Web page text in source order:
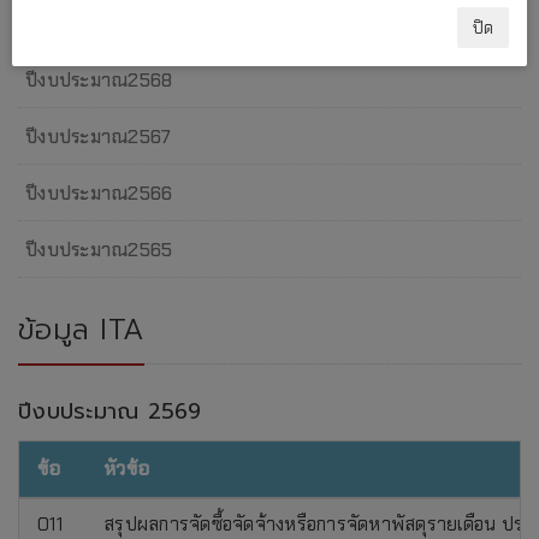
ปีงบประมาณ2568
ปีงบประมาณ2567
ปีงบประมาณ2566
ปีงบประมาณ2565
ข้อมูล ITA
ปีงบประมาณ 2569
ข้อ หัวข้อ
O11 สรุปผลการจัดซื้อจัดจ้างหรือการจัดหาพัสดุรายเดือน ปร
ปิด